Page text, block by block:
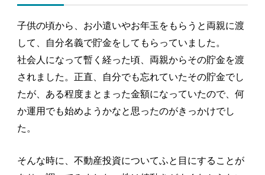
子供の頃から、お小遣いやお年玉をもらうと両親に渡
して、自分名義で貯金をしてもらっていました。
社会人になって暫く経った頃、両親からその貯金を渡
されました。正直、自分でも忘れていたその貯金でし
たが、ある程度まとまった金額になっていたので、何
か運用でも始めようかなと思ったのがきっかけでし
た。
そんな時に、不動産投資についてふと目にすることが